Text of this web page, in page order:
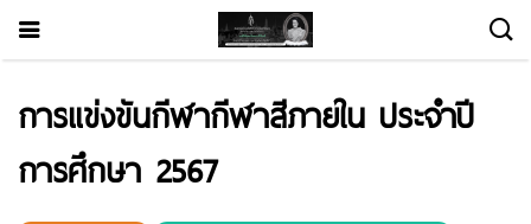
การแข่งขันกีฬากีฬาสีภายใน ประจำปี
การศึกษา 2567